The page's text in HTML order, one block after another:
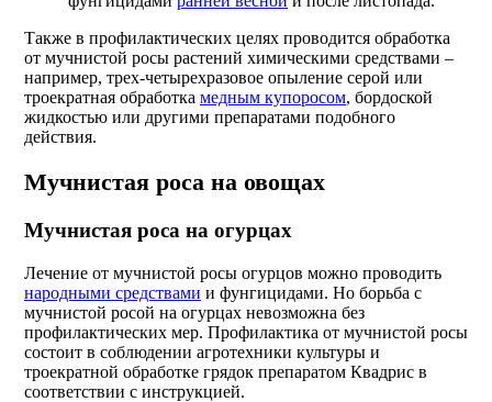
Также в профилактических целях проводится обработка
от мучнистой росы растений химическими средствами –
например, трех-четырехразовое опыление серой или
троекратная обработка медным купоросом, бордоской
жидкостью или другими препаратами подобного
действия.
Мучнистая роса на овощах
Мучнистая роса на огурцах
Лечение от мучнистой росы огурцов можно проводить
народными средствами и фунгицидами. Но борьба с
мучнистой росой на огурцах невозможна без
профилактических мер. Профилактика от мучнистой росы
состоит в соблюдении агротехники культуры и
троекратной обработке грядок препаратом Квадрис в
соответствии с инструкцией.